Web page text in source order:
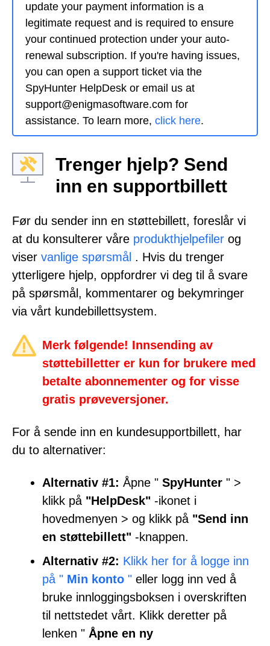
update your payment information is a
legitimate request and is required to ensure
your continued protection under your auto-
renewal subscription. If you're having issues,
you can open a support ticket via the
SpyHunter HelpDesk or email us at
support@enigmasoftware.com for
assistance. To learn more, click here.
Trenger hjelp? Send
inn en supportbillett
Før du sender inn en støttebillett, foreslår vi
at du konsulterer våre produkthjelpefiler og
viser vanlige spørsmål . Hvis du trenger
ytterligere hjelp, oppfordrer vi deg til å svare
på spørsmål, kommentarer og bekymringer
via vårt kundebillettsystem.
Merk følgende! Innsending av
støttebilletter er kun for brukere med
betalte abonnementer og for visse
gratis prøveversjoner.
For å sende inn en kundesupportbillett, har
du to alternativer:
Alternativ #1: Åpne " SpyHunter " >
klikk på "HelpDesk" -ikonet i
hovedmenyen > og klikk på "Send inn
en støttebillett" -knappen.
Alternativ #2: Klikk her for å logge inn
på " Min konto " eller logg inn ved å
bruke innloggingsboksen i overskriften
til nettstedet vårt. Klikk deretter på
lenken " Åpne en ny